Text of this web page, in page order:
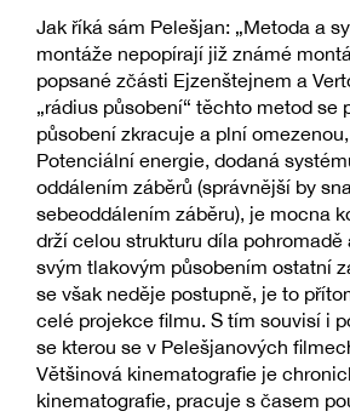
Jak říká sám Pelešjan: „Metoda a
montáže nepopírají již známé
popsané zčásti Ejzenštejnem a
„rádius působení“ těchto metod se
působení zkracuje a plní
Potenciální energie, dodaná
oddálením záběrů (správnější by
sebeoddálením záběru), je mocna
drží celou strukturu díla pohromadě
svým tlakovým působením ostatní
se však neděje postupně, je to
celé projekce filmu. S tím souvisí i
se kterou se v Pelešjanových
Většinová kinematografie je
kinematografie, pracuje s časem